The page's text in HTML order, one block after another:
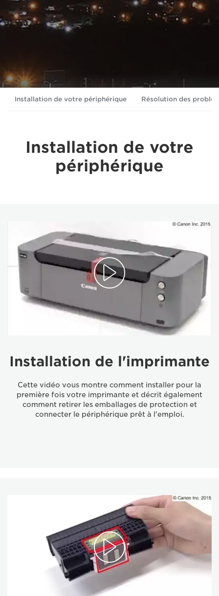
Installation de votre périphérique Résolution des
Installation de votre
périphérique
Installation de l'imprimante
Cette vidéo vous montre comment installer pour la
première fois votre imprimante et décrit également
comment retirer les emballages de protection et
connecter le périphérique prêt à l'emploi.